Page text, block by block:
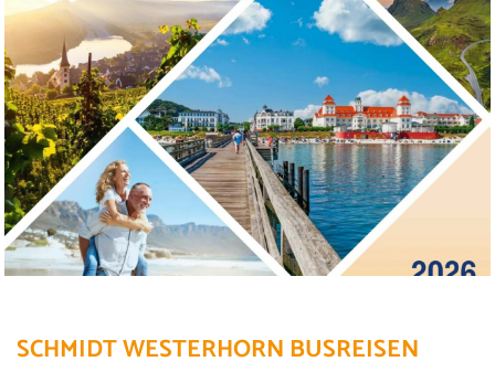
SCHMIDT WESTERHORN BUSREISEN